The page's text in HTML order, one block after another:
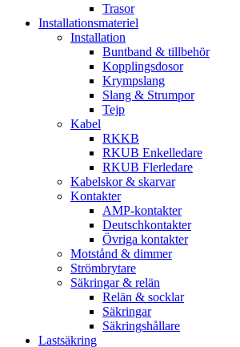
Trasor
Installationsmateriel
Installation
Buntband & tillbehör
Kopplingsdosor
Krympslang
Slang & Strumpor
Tejp
Kabel
RKKB
RKUB Enkelledare
RKUB Flerledare
Kabelskor & skarvar
Kontakter
AMP-kontakter
Deutschkontakter
Övriga kontakter
Motstånd & dimmer
Strömbrytare
Säkringar & relän
Relän & socklar
Säkringar
Säkringshållare
Lastsäkring